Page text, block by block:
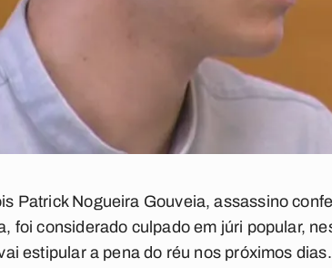
Patrick Nogueira Gouveia, assassino
foi considerado culpado em júri popular,
estipular a pena do réu nos próximos